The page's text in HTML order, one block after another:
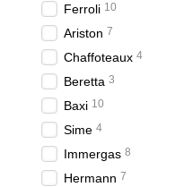
Ferroli 10
Ariston 7
Сhaffoteaux 4
Beretta 3
Baxi 10
Sime 4
Immergas 8
Hermann 7